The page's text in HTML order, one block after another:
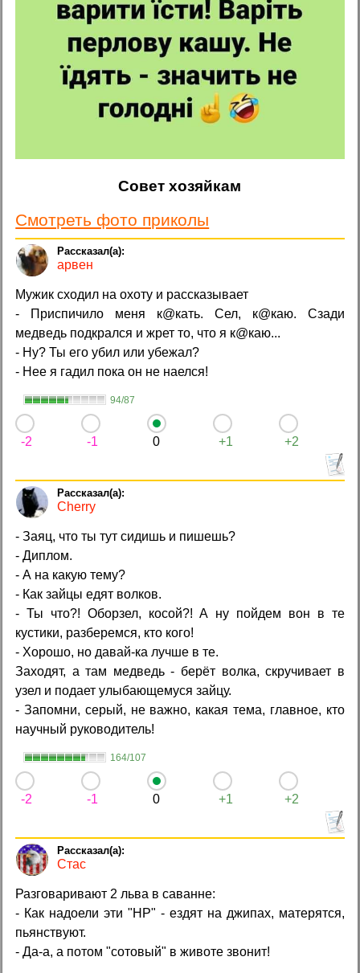
Совет хозяйкам
Смотреть фото приколы
арвен
Мужик сходил на охоту и рассказывает
- Приспичило меня к@кать. Сел, к@каю. Сзади
медведь подкрался и жрет то, что я к@каю...
- Ну? Ты его убил или убежал?
- Нее я гадил пока он не наелся!
94/87
-2 -1 0 +1 +2
Cherry
- Заяц, что ты тут сидишь и пишешь?
- Диплом.
- А на какую тему?
- Как зайцы едят волков.
- Ты что?! Оборзел, косой?! А ну пойдем вон в те
кустики, разберемся, кто кого!
- Хорошо, но давай-ка лучше в те.
Заходят, а там медведь - берёт волка, скручивает в
узел и подает улыбающемуся зайцу.
- Запомни, серый, не важно, какая тема, главное, кто
научный руководитель!
164/107
-2 -1 0 +1 +2
Стас
Разговаривают 2 льва в саванне:
- Как надоели эти "НР" - ездят на джипах, матерятся,
пьянствуют.
- Да-а, а потом "сотовый" в животе звонит!